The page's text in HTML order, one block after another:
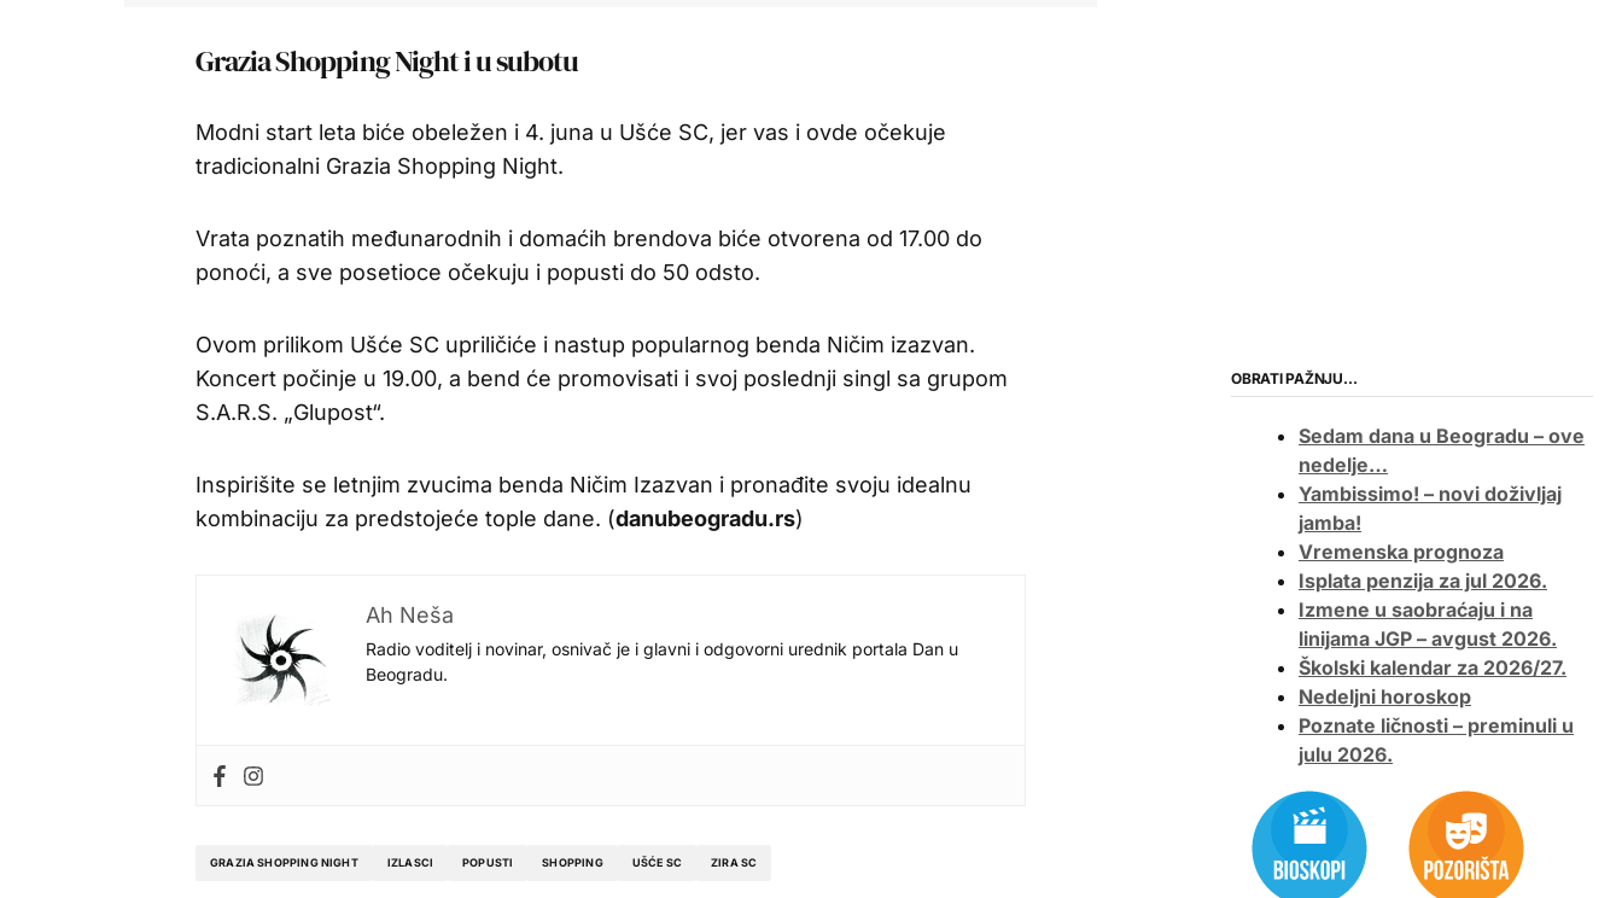
Grazia Shopping Night i u subotu
Modni start leta biće obeležen i 4. juna u Ušće SC, jer vas i ovde očekuje
tradicionalni Grazia Shopping Night.
Vrata poznatih međunarodnih i domaćih brendova biće otvorena od 17.00 do
ponoći, a sve posetioce očekuju i popusti do 50 odsto.
Ovom prilikom Ušće SC upriličiće i nastup popularnog benda Ničim izazvan.
Koncert počinje u 19.00, a bend će promovisati i svoj poslednji singl sa grupom
S.A.R.S. „Glupost“.
Inspirišite se letnjim zvucima benda Ničim Izazvan i pronađite svoju idealnu
kombinaciju za predstojeće tople dane. (danubeogradu.rs)
Ah Neša
Radio voditelj i novinar, osnivač je i glavni i odgovorni urednik portala Dan u
Beogradu.
GRAZIA SHOPPING NIGHT IZLASCI POPUSTI SHOPPING UŠĆE SC ZIRA SC
OBRATI PAŽNJU…
Sedam dana u Beogradu – ove
nedelje…
Yambissimo! – novi doživljaj
jamba!
Vremenska prognoza
Isplata penzija za jul 2026.
Izmene u saobraćaju i na
linijama JGP – avgust 2026.
Školski kalendar za 2026/27.
Nedeljni horoskop
Poznate ličnosti – preminuli u
julu 2026.